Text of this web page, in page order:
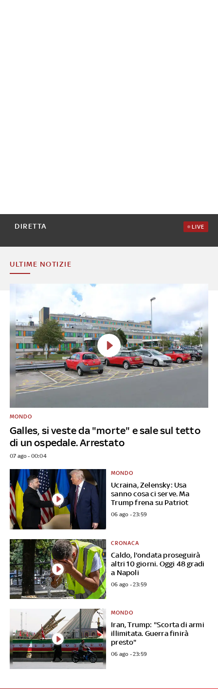
DIRETTA LIVE
ULTIME NOTIZIE
Galles, si veste da "morte" e sale sul tetto
di un ospedale. Arrestato
MONDO
07 ago - 00:04
Ucraina, Zelensky: Usa
sanno cosa ci serve. Ma
Trump frena su Patriot
MONDO
06 ago - 23:59
Caldo, l'ondata proseguirà
altri 10 giorni. Oggi 48 gradi
a Napoli
CRONACA
06 ago - 23:59
Iran, Trump: "Scorta di armi
illimitata. Guerra finirà
presto"
MONDO
06 ago - 23:59